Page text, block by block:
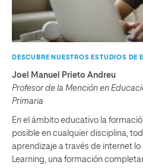
DESCUBRE NUESTROS ESTUDIOS DE
Joel Manuel Prieto Andreu
Profesor de la Mención en
Primaria
En el ámbito educativo la
posible en cualquier disciplina,
aprendizaje a través de internet
Learning, una formación